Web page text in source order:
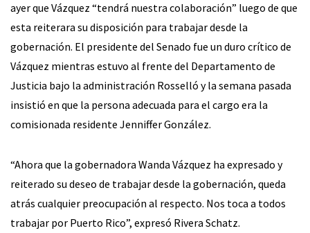
ayer que Vázquez “tendrá nuestra colaboración” luego de que
esta reiterara su disposición para trabajar desde la
gobernación. El presidente del Senado fue un duro crítico de
Vázquez mientras estuvo al frente del Departamento de
Justicia bajo la administración Rosselló y la semana pasada
insistió en que la persona adecuada para el cargo era la
comisionada residente Jenniffer González.
“Ahora que la gobernadora Wanda Vázquez ha expresado y
reiterado su deseo de trabajar desde la gobernación, queda
atrás cualquier preocupación al respecto. Nos toca a todos
trabajar por Puerto Rico”, expresó Rivera Schatz.